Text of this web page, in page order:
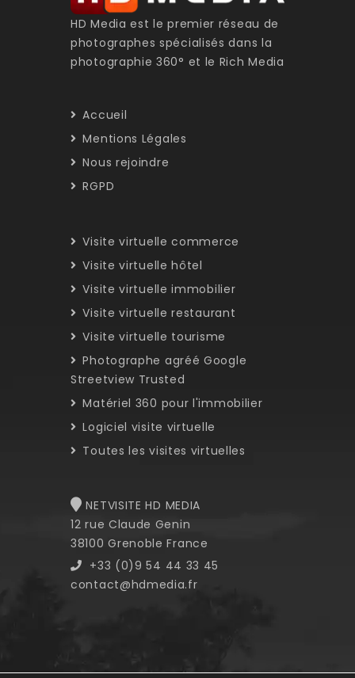
HD Media est le premier réseau de
photographes spécialisés dans la
photographie 360° et le Rich Media
Accueil
Mentions Légales
Nous rejoindre
RGPD
Visite virtuelle commerce
Visite virtuelle hôtel
Visite virtuelle immobilier
Visite virtuelle restaurant
Visite virtuelle tourisme
Photographe agréé Google
Streetview Trusted
Matériel 360 pour l'immobilier
Logiciel visite virtuelle
Toutes les visites virtuelles
NETVISITE HD MEDIA
12 rue Claude Genin
38100 Grenoble France
+33 (0)9 54 44 33 45
contact@hdmedia.fr